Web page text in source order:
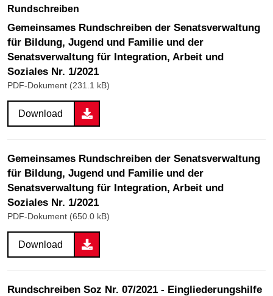
Rundschreiben
Gemeinsames Rundschreiben der Senatsverwaltung
für Bildung, Jugend und Familie und der
Senatsverwaltung für Integration, Arbeit und
Soziales Nr. 1/2021
PDF-Dokument (231.1 kB)
Download
Gemeinsames Rundschreiben der Senatsverwaltung
für Bildung, Jugend und Familie und der
Senatsverwaltung für Integration, Arbeit und
Soziales Nr. 1/2021
PDF-Dokument (650.0 kB)
Download
Rundschreiben Soz Nr. 07/2021 - Eingliederungshilfe